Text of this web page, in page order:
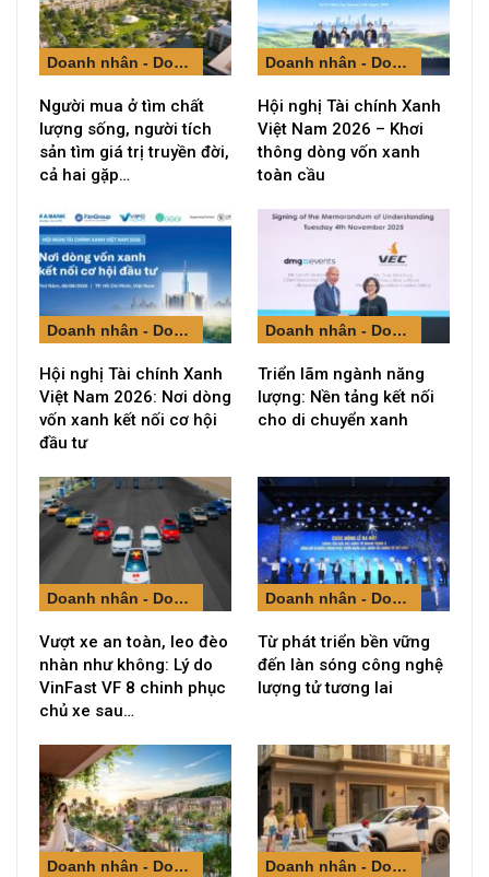
Doanh nhân - Doanh nghiệp
Người mua ở tìm chất
lượng sống, người tích
sản tìm giá trị truyền đời,
cả hai gặp…
Doanh nhân - Doanh nghiệp
Hội nghị Tài chính Xanh
Việt Nam 2026 – Khơi
thông dòng vốn xanh
toàn cầu
Doanh nhân - Doanh nghiệp
Hội nghị Tài chính Xanh
Việt Nam 2026: Nơi dòng
vốn xanh kết nối cơ hội
đầu tư
Doanh nhân - Doanh nghiệp
Triển lãm ngành năng
lượng: Nền tảng kết nối
cho di chuyển xanh
Doanh nhân - Doanh nghiệp
Vượt xe an toàn, leo đèo
nhàn như không: Lý do
VinFast VF 8 chinh phục
chủ xe sau…
Doanh nhân - Doanh nghiệp
Từ phát triển bền vững
đến làn sóng công nghệ
lượng tử tương lai
Doanh nhân - Doanh nghiệp Doanh nhân - Doanh nghiệp